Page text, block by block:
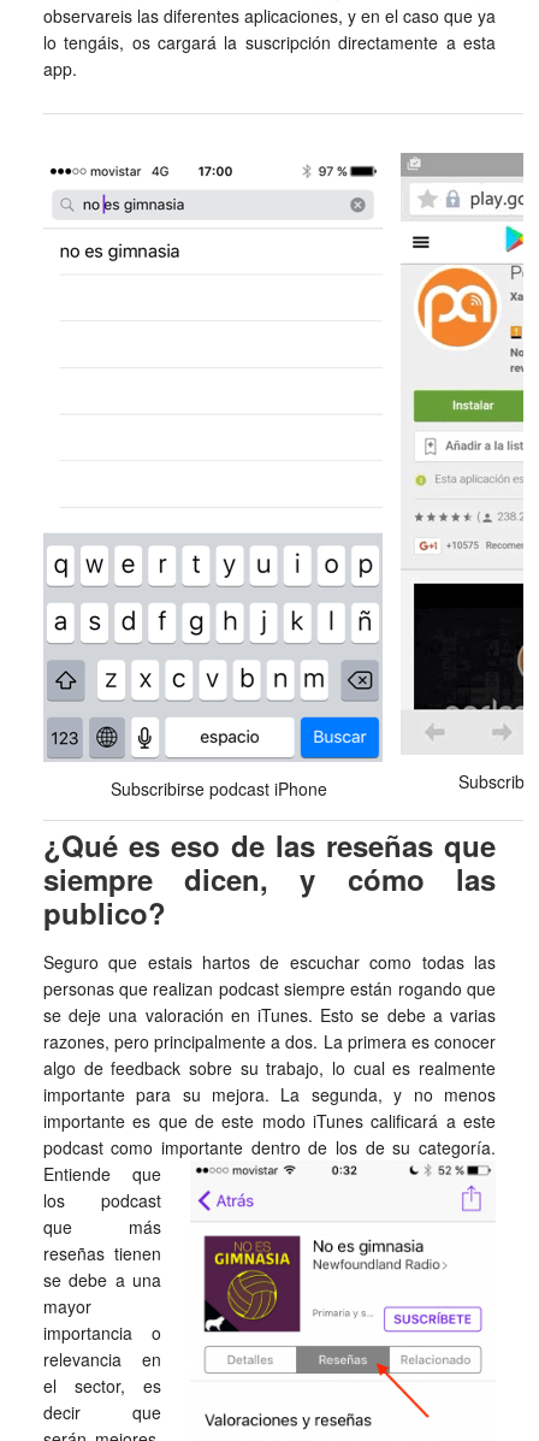
observareis las diferentes aplicaciones, y en el caso que ya
lo tengáis, os cargará la suscripción directamente a esta
app.
Subscribirse podcast iPhone
¿Qué es eso de las reseñas que
siempre dicen, y cómo las
publico?
Seguro que estais hartos de escuchar como todas las
personas que realizan podcast siempre están rogando que
se deje una valoración en iTunes. Esto se debe a varias
razones, pero principalmente a dos. La primera es conocer
algo de feedback sobre su trabajo, lo cual es realmente
importante para su mejora. La segunda, y no menos
importante es que de este modo iTunes calificará a este
podcast como importante dentro de los de su categoría.
Entiende que
los podcast
que más
reseñas tienen
se debe a una
mayor
importancia o
relevancia en
el sector, es
decir que